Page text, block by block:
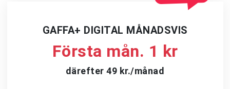
GAFFA+ DIGITAL MÅNADSVIS
Första mån. 1 kr
därefter 49 kr./månad